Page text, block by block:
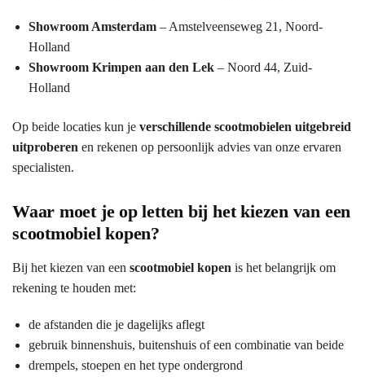
Showroom Amsterdam – Amstelveenseweg 21, Noord-
Holland
Showroom Krimpen aan den Lek – Noord 44, Zuid-
Holland
Op beide locaties kun je verschillende scootmobielen uitgebreid
uitproberen en rekenen op persoonlijk advies van onze ervaren
specialisten.
Waar moet je op letten bij het kiezen van een
scootmobiel kopen?
Bij het kiezen van een scootmobiel kopen is het belangrijk om
rekening te houden met:
de afstanden die je dagelijks aflegt
gebruik binnenshuis, buitenshuis of een combinatie van beide
drempels, stoepen en het type ondergrond